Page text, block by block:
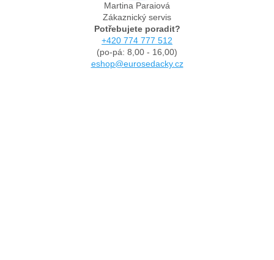
Martina Paraiová
Zákaznický servis
Potřebujete poradit?
+420 774 777 512
(po-pá: 8,00 - 16,00)
eshop@eurosedacky.cz